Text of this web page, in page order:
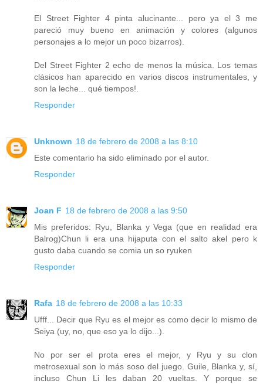
El Street Fighter 4 pinta alucinante... pero ya el 3 me
pareció muy bueno en animación y colores (algunos
personajes a lo mejor un poco bizarros).
Del Street Fighter 2 echo de menos la música. Los temas
clásicos han aparecido en varios discos instrumentales, y
son la leche... qué tiempos!.
Responder
Unknown 18 de febrero de 2008 a las 8:10
Este comentario ha sido eliminado por el autor.
Responder
Joan F 18 de febrero de 2008 a las 9:50
Mis preferidos: Ryu, Blanka y Vega (que en realidad era
Balrog)Chun li era una hijaputa con el salto akel pero k
gusto daba cuando se comia un so ryuken
Responder
Rafa 18 de febrero de 2008 a las 10:33
Ufff... Decir que Ryu es el mejor es como decir lo mismo de
Seiya (uy, no, que eso ya lo dijo...).
No por ser el prota eres el mejor, y Ryu y su clon
metrosexual son lo más soso del juego. Guile, Blanka y, sí,
incluso Chun Li les daban 20 vueltas. Y porque se